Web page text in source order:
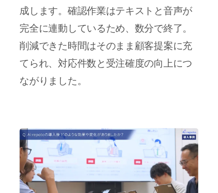
成します。確認作業はテキストと音声が
完全に連動しているため、数分で終了。
削減できた時間はそのまま顧客提案に充
てられ、対応件数と受注確度の向上につ
ながりました。